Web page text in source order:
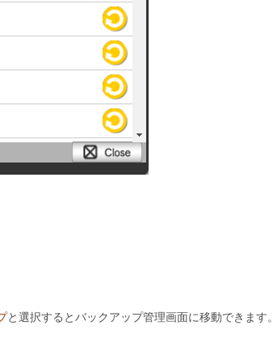
と選択するとバックアップ管理画面に移動できます。